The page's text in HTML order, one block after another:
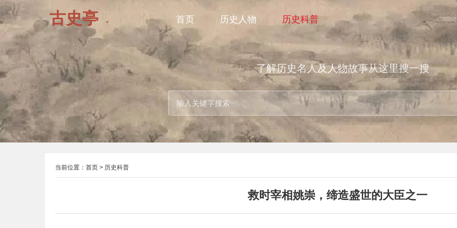
古史亭 首页 历史人物 历史科普
了解历史名人及人物故事从这里搜一搜
当前位置： 首页 > 历史科普
救时宰相姚崇，缔造盛世的大臣之一